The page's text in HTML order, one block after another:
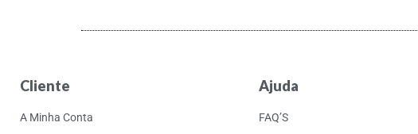
Cliente
A Minha Conta
Ajuda
FAQ’S